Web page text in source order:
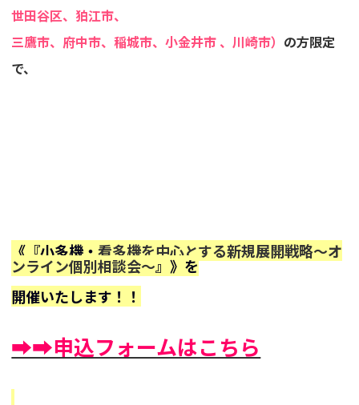
世田谷区、狛江市、
三鷹市、府中市、稲城市、小金井市 、川崎市） の方限定
で、
《『小多機・看多機を中心とする新規展開戦略～オ
ンライン個別相談会～』》を
開催いたします！！
➡➡申込フォームはこちら